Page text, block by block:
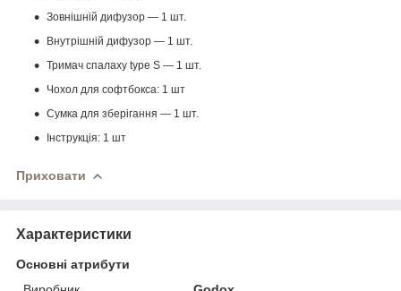
Зовнішній дифузор — 1 шт.
Внутрішній дифузор — 1 шт.
Тримач спалаху type S — 1 шт.
Чохол для софтбокса: 1 шт
Сумка для зберігання — 1 шт.
Інструкція: 1 шт
Приховати
Характеристики
Основні атрибути